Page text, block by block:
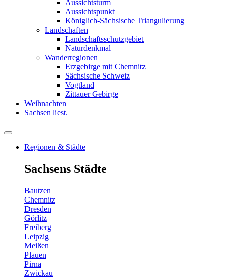
Aussichtsturm
Aussichtspunkt
Königlich-Sächsische Triangulierung
Landschaften
Landschaftsschutzgebiet
Naturdenkmal
Wanderregionen
Erzgebirge mit Chemnitz
Sächsische Schweiz
Vogtland
Zittauer Gebirge
Weihnachten
Sachsen liest.
Regionen & Städte
Sachsens Städte
Bautzen
Chemnitz
Dresden
Görlitz
Freiberg
Leipzig
Meißen
Plauen
Pirna
Zwickau